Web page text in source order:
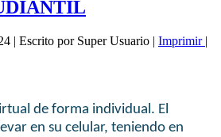
| Escrito por Super Usuario | Imprimir |
de forma individual. El
en su celular, teniendo en